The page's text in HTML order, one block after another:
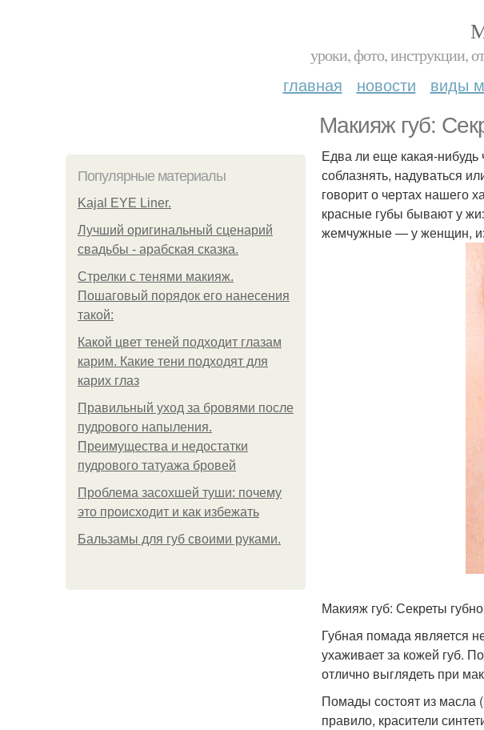
уроки, фото, инструкции,
главная новости виды
Макияж губ:
Популярные материалы
Kajal EYE Liner.
Лучший оригинальный сценарий
свадьбы - арабская сказка.
Стрелки с тенями макияж.
Пошаговый порядок его нанесения
такой:
Какой цвет теней подходит глазам
карим. Какие тени подходят для
карих глаз
Правильный уход за бровями после
пудрового напыления.
Преимущества и недостатки
пудрового татуажа бровей
Проблема засохшей туши: почему
это происходит и как избежать
Бальзамы для губ своими руками.
Едва ли еще какая-нибудь
соблазнять, надуваться
говорит о чертах нашего
красные губы бывают у
жемчужные — у женщин,
Макияж губ: Секреты
Губная помада является
ухаживает за кожей губ.
отлично выглядеть при
Помады состоят из масла
правило, красители